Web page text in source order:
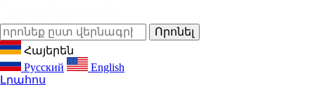
Հայերեն
Русский
English
Լրահոս